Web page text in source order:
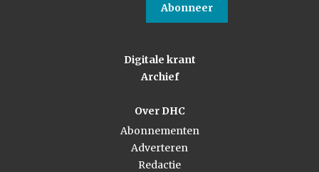
Abonneer
Digitale krant
Archief
Over DHC
Abonnementen
Adverteren
Redactie